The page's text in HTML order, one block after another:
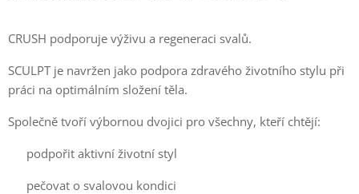
CRUSH podporuje výživu a regeneraci svalů.
SCULPT je navržen jako podpora zdravého životního stylu při
práci na optimálním složení těla.
Společně tvoří výbornou dvojici pro všechny, kteří chtějí:
✔ podpořit aktivní životní styl
✔ pečovat o svalovou kondici